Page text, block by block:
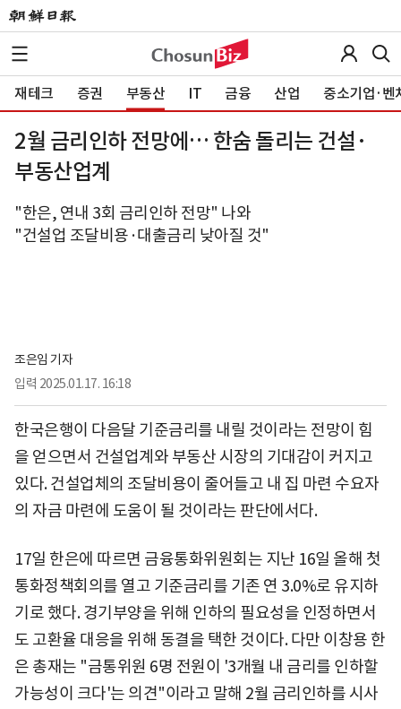
재테크 증권 부동산 IT 금융 산업 중소기업·벤
2월 금리인하 전망에… 한숨 돌리는 건설·
부동산업계
"한은, 연내 3회 금리인하 전망" 나와
"건설업 조달비용·대출금리 낮아질 것"
조은임 기자
입력 2025.01.17. 16:18
한국은행이 다음달 기준금리를 내릴 것이라는 전망이 힘
을 얻으면서 건설업계와 부동산 시장의 기대감이 커지고
있다. 건설업체의 조달비용이 줄어들고 내 집 마련 수요자
의 자금 마련에 도움이 될 것이라는 판단에서다.
17일 한은에 따르면 금융통화위원회는 지난 16일 올해 첫
통화정책회의를 열고 기준금리를 기존 연 3.0%로 유지하
기로 했다. 경기부양을 위해 인하의 필요성을 인정하면서
도 고환율 대응을 위해 동결을 택한 것이다. 다만 이창용 한
은 총재는 "금통위원 6명 전원이 '3개월 내 금리를 인하할
가능성이 크다'는 의견"이라고 말해 2월 금리인하를 시사